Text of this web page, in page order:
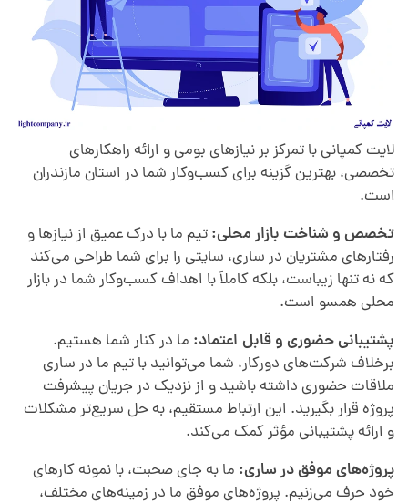
لایت کمپانی با تمرکز بر نیازهای بومی و ارائه راهکارهای
تخصصی، بهترین گزینه برای کسب‌وکار شما در استان مازندران
است.
تخصص و شناخت بازار محلی:تیم ما با درک عمیق از نیازها و
رفتارهای مشتریان در ساری، سایتی را برای شما طراحی می‌کند
که نه تنها زیباست، بلکه کاملاً با اهداف کسب‌وکار شما در بازار
محلی همسو است.
پشتیبانی حضوری و قابل اعتماد: ما در کنار شما هستیم.
برخلاف شرکت‌های دورکار، شما می‌توانید با تیم ما در ساری
ملاقات حضوری داشته باشید و از نزدیک در جریان پیشرفت
پروژه قرار بگیرید. این ارتباط مستقیم، به حل سریع‌تر مشکلات
و ارائه پشتیبانی مؤثر کمک می‌کند.
پروژه‌های موفق در ساری: ما به جای صحبت، با نمونه کارهای
خود حرف می‌زنیم. پروژه‌های موفق ما در زمینه‌های مختلف،